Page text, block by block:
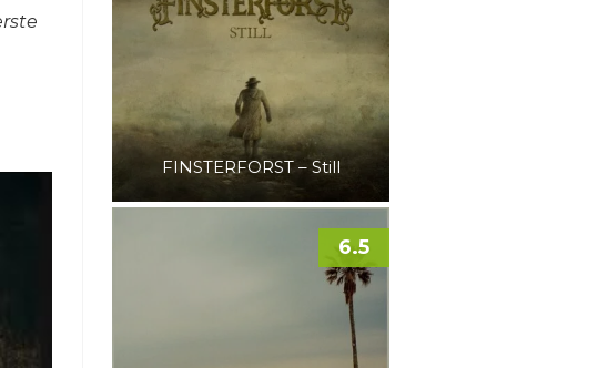
FINSTERFORST – Still
6.5